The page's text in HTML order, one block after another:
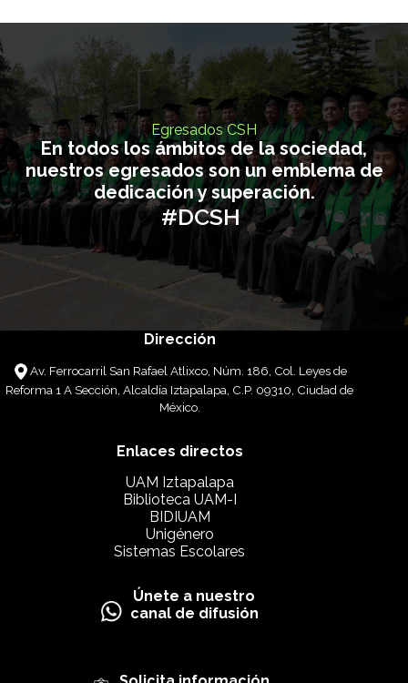
0
Egresados CSH
En todos los ámbitos de la sociedad,
nuestros egresados son un emblema de
dedicación y superación.
#DCSH
Dirección
Av. Ferrocarril San Rafael Atlixco, Núm. 186, Col. Leyes de
Reforma 1 A Sección, Alcaldía Iztapalapa, C.P. 09310, Ciudad de
México.
Enlaces directos
UAM Iztapalapa
Biblioteca UAM-I
BIDIUAM
Unigénero
Sistemas Escolares
Únete a nuestro
canal de difusión